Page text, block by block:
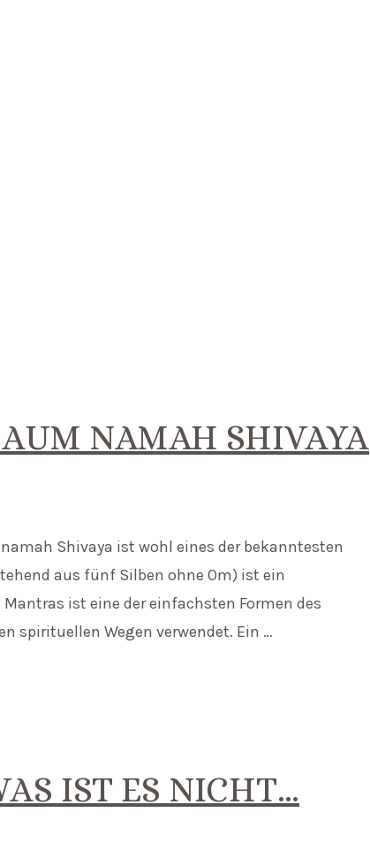
NAMAH SHIVAYA
Shivaya ist wohl eines der bekanntesten
aus fünf Silben ohne Om) ist ein
ist eine der einfachsten Formen des
spirituellen Wegen verwendet. Ein …
IST ES NICHT…